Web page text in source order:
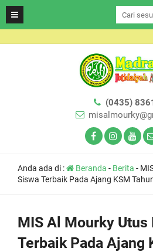
(0435)
Anda ada di : Beranda - Berita -
Siswa Terbaik Pada Ajang KSM
MIS Al Mourky Utus
Terbaik Pada Ajang